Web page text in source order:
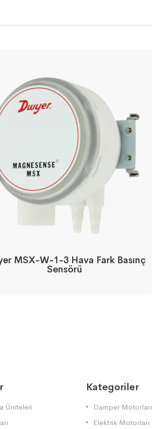
MSX-W-1-3 Hava Fark Basınç
Sensörü
Üniteleri
Kategoriler
Damper Motorları
Elektrik Motorları